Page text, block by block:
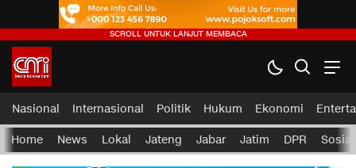
Nasional Internasional Politik Hukum Ekonomi
Home News Lokal Jateng Jabar Jatim DPR Sosial